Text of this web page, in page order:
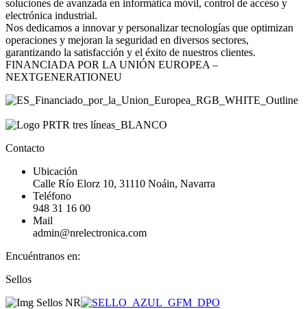
soluciones de avanzada en informática móvil, control de acceso y
electrónica industrial.
Nos dedicamos a innovar y personalizar tecnologías que optimizan
operaciones y mejoran la seguridad en diversos sectores,
garantizando la satisfacción y el éxito de nuestros clientes.
FINANCIADA POR LA UNIÓN EUROPEA –
NEXTGENERATIONEU
Contacto
Ubicación
Calle Río Elorz 10, 31110 Noáin, Navarra
Teléfono
948 31 16 00
Mail
admin@nrelectronica.com
Encuéntranos en:
Facebook
opens
Linkedin
opens
Instagram
opens
Sellos